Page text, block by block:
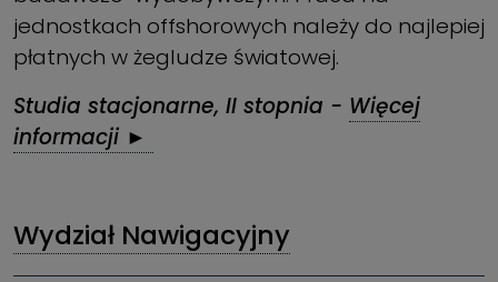
jednostkach offshorowych należy do najlepiej
płatnych w żegludze światowej.
Studia stacjonarne, II stopnia - Więcej
informacji ►
Wydział Nawigacyjny